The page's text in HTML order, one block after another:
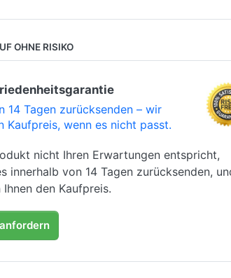
OHNE RISIKO
14 Tagen zurücksenden – wir
Kaufpreis, wenn es nicht passt.
nicht Ihren Erwartungen entspricht,
innerhalb von 14 Tagen zurücksenden,
den Kaufpreis.